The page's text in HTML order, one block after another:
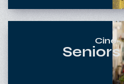
Ciné-
Seniors